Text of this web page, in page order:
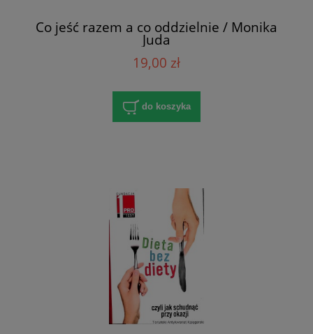
Co jeść razem a co oddzielnie / Monika
Juda
19,00 zł
do koszyka